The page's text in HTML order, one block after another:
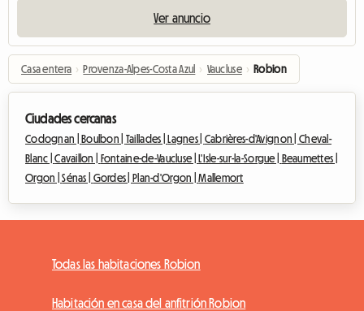
Ver anuncio
Casa entera › Provenza-Alpes-Costa Azul › Vaucluse › Robion
Ciudades cercanas
Codognan | Boulbon | Taillades | Lagnes | Cabrières-d'Avignon | Cheval-
Blanc |Cavaillon | Fontaine-de-Vaucluse | L'Isle-sur-la-Sorgue |
Beaumettes |
Orgon |Sénas | Gordes | Plan-d'Orgon |Mallemort
Todas las habitaciones Robion
Habitación en casa del anfitrión Robion